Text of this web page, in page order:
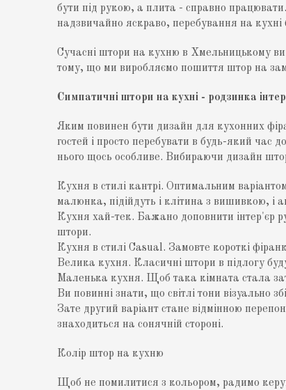
бути під рукою, а плита - справно
надзвичайно яскраво, перебування на
Сучасні штори на кухню в Хмельницькому ви
тому, що ми виробляємо пошиття штор на
Симпатичніштори на кухні - родзинка
Яким повинен бути дизайн для кухонних
гостей і просто перебувати в будь-який час
нього щось особливе. Вибираючи дизайн
Кухня в стилі кантрі. Оптимальним
малюнка, підійдуть і клітина з вишивкою, і
Кухня хай-тек. Бажано доповнити інтер'єр
штори.
Кухня в стилі Casual. Замовте короткі
Велика кухня. Класичні штори в підлогу
Маленька кухня. Щоб така кімната стала
Ви повинні знати, що світлі тони візуально
Зате другий варіант стане відмінною
знаходиться на сонячній стороні.
Колір штор на кухню
Щоб не помилитися з кольором, радимо